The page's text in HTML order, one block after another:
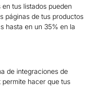
tus listados pueden
páginas de tus productos
hasta en un 35% en la
de integraciones de
hacer que tus